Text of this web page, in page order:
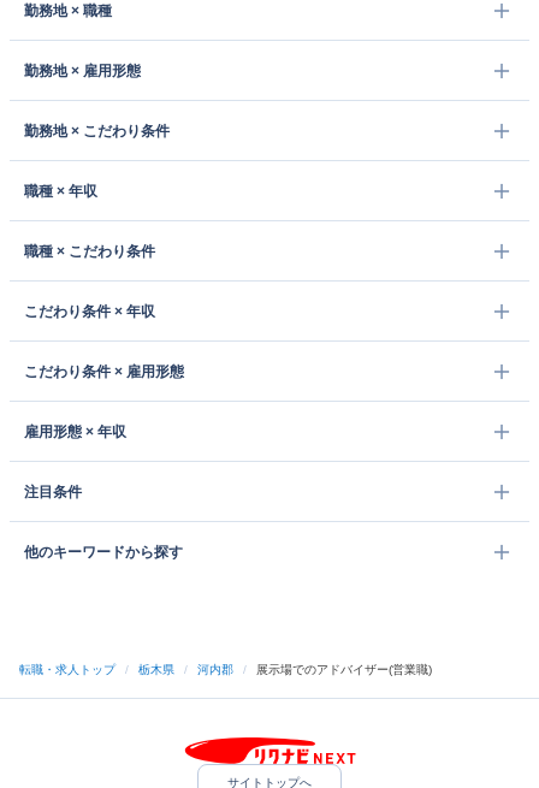
勤務地 × 職種
勤務地 × 雇用形態
勤務地 × こだわり条件
職種 × 年収
職種 × こだわり条件
こだわり条件 × 年収
こだわり条件 × 雇用形態
雇用形態 × 年収
注目条件
他のキーワードから探す
転職・求人トップ / 栃木県 / 河内郡 / 展示場でのアドバイザー(営業職)
サイトトップへ